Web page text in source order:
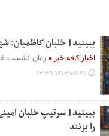
ببینید| خلبان کاظمیان:
اخبار کافه خبر زمان نشست
۱۴۰۳-۰۸-۲۱ ۱۷:۳۹
ببینید| سرتیپ خلبان
را بزنند